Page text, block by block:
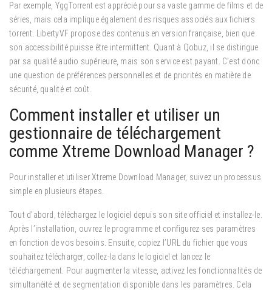
Par exemple, YggTorrent est apprécié pour sa vaste gamme de films et de
séries, mais cela implique également des risques associés aux fichiers
torrent. LibertyVF propose des contenus en version française, bien que
son accessibilité puisse être intermittent. Quant à Qobuz, il se distingue
par sa qualité audio supérieure, mais son service est payant. C’est donc
une question de préférences personnelles et de priorités en matière de
sécurité, qualité et coût.
Comment installer et utiliser un
gestionnaire de téléchargement
comme Xtreme Download Manager ?
Pour installer et utiliser Xtreme Download Manager, suivez un processus
simple en plusieurs étapes.
Tout d’abord, téléchargez le logiciel depuis son site officiel et installez-le.
Après l’installation, ouvrez le programme et configurez ses paramètres
en fonction de vos besoins. Ensuite, copiez l’URL du fichier que vous
souhaitez télécharger, collez-la dans le logiciel et lancez le
téléchargement. Pour augmenter la vitesse, activez les fonctionnalités de
simultanéité et de segmentation disponible dans les paramètres. Cela